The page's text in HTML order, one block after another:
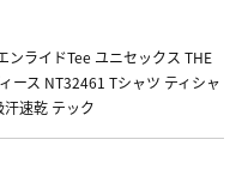
ンライドTee ユニセックス THE
ース NT32461 Tシャツ ティシャ
速乾 テック